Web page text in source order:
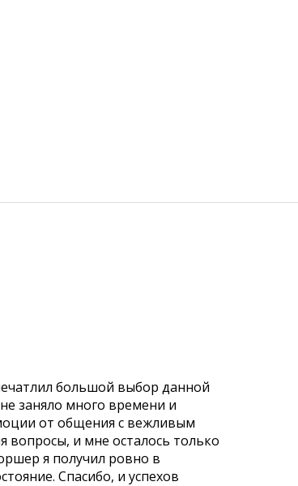
большой выбор данной
заняло много времени и
от общения с вежливым
и мне осталось только
я получил ровно в
Спасибо, и успехов